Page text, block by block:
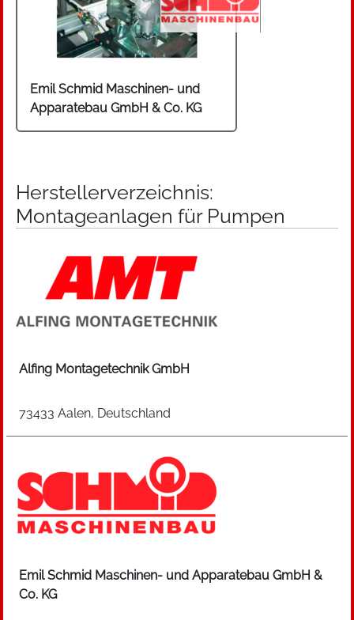
Emil Schmid Maschinen- und
Apparatebau GmbH & Co. KG
Herstellerverzeichnis:
Montageanlagen für Pumpen
Alfing Montagetechnik GmbH
73433 Aalen, Deutschland
Emil Schmid Maschinen- und Apparatebau GmbH &
Co. KG